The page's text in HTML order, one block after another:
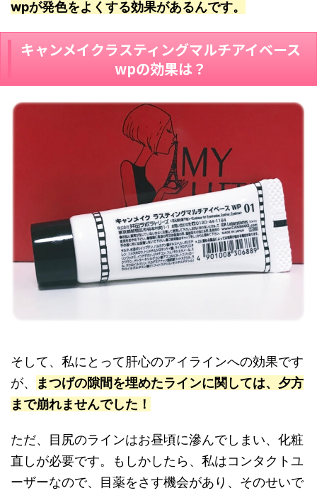
wpが発色をよくする効果があるんです。
キャンメイクラスティングマルチアイベース
wpの効果は？
そして、私にとって肝心のアイラインへの効果です
が、
まつげの隙間を埋めたラインに関しては、夕方
まで崩れませんでした！
ただ、目尻のラインはお昼頃に滲んでしまい、化粧
直しが必要です。もしかしたら、私はコンタクトユ
ーザーなので、目薬をさす機会があり、そのせいで